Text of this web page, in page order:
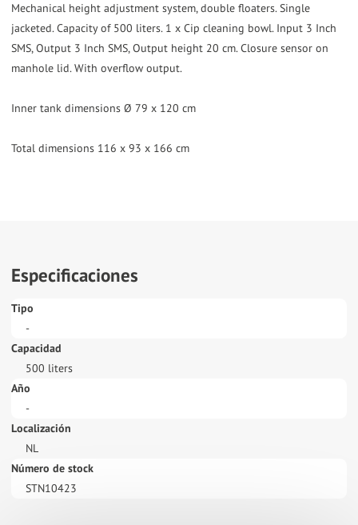
swipe
gestures.
Mechanical height adjustment system, double floaters. Single
jacketed. Capacity of 500 liters. 1 x Cip cleaning bowl. Input 3 Inch
SMS, Output 3 Inch SMS, Output height 20 cm. Closure sensor on
manhole lid. With overflow output.
Inner tank dimensions Ø 79 x 120 cm
Total dimensions 116 x 93 x 166 cm
Especificaciones
Tipo
-
Capacidad
500 liters
Año
-
Localización
NL
Número de stock
STN10423